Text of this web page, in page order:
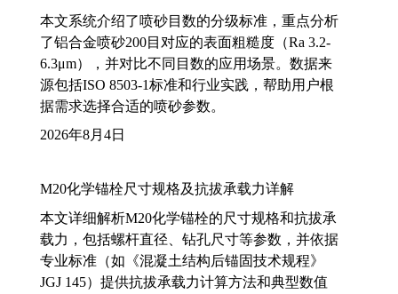
本文系统介绍了喷砂目数的分级标准，重点分析
了铝合金喷砂200目对应的表面粗糙度（Ra 3.2-
6.3μm），并对比不同目数的应用场景。数据来
源包括ISO 8503-1标准和行业实践，帮助用户根
据需求选择合适的喷砂参数。
2026年8月4日
M20化学锚栓尺寸规格及抗拔承载力详解
本文详细解析M20化学锚栓的尺寸规格和抗拔承
载力，包括螺杆直径、钻孔尺寸等参数，并依据
专业标准（如《混凝土结构后锚固技术规程》
JGJ 145）提供抗拔承载力计算方法和典型数值